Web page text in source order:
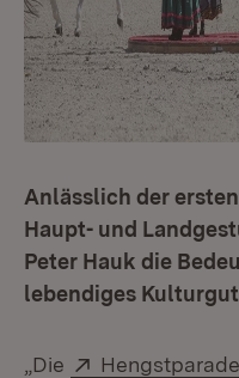
Anlässlich der
Haupt- und
Peter Hauk die
lebendiges
„Die Extern: